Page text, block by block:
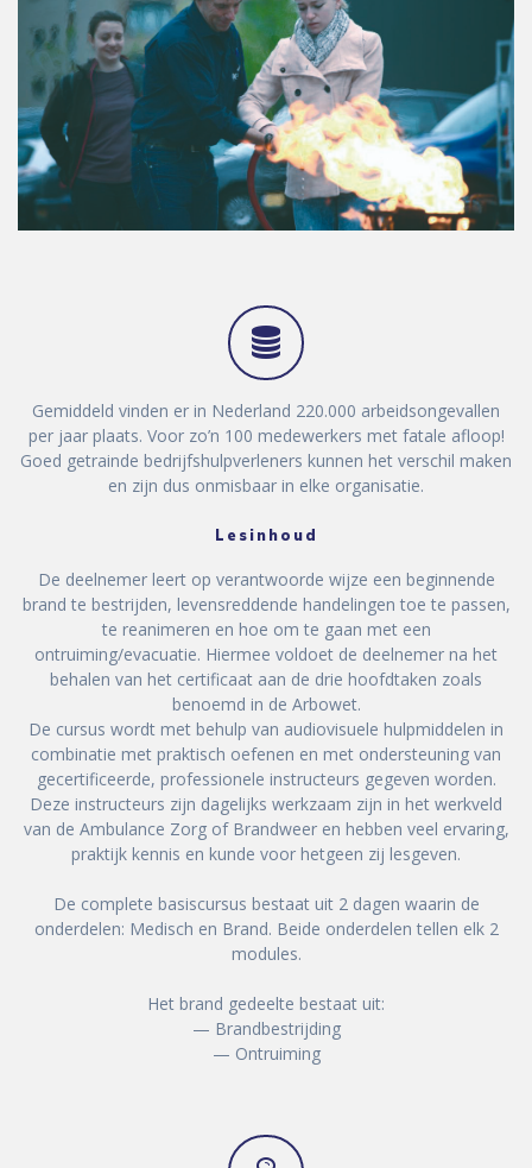
Gemiddeld vinden er in Nederland 220.000 arbeidsongevallen
per jaar plaats. Voor zo’n 100 medewerkers met fatale afloop!
Goed getrainde bedrijfshulpverleners kunnen het verschil maken
en zijn dus onmisbaar in elke organisatie.
Lesinhoud
De deelnemer leert op verantwoorde wijze een beginnende
brand te bestrijden, levensreddende handelingen toe te passen,
te reanimeren en hoe om te gaan met een
ontruiming/evacuatie. Hiermee voldoet de deelnemer na het
behalen van het certificaat aan de drie hoofdtaken zoals
benoemd in de Arbowet.
De cursus wordt met behulp van audiovisuele hulpmiddelen in
combinatie met praktisch oefenen en met ondersteuning van
gecertificeerde, professionele instructeurs gegeven worden.
Deze instructeurs zijn dagelijks werkzaam zijn in het werkveld
van de Ambulance Zorg of Brandweer en hebben veel ervaring,
praktijk kennis en kunde voor hetgeen zij lesgeven.
De complete basiscursus bestaat uit 2 dagen waarin de
onderdelen: Medisch en Brand. Beide onderdelen tellen elk 2
modules.
Het brand gedeelte bestaat uit:
— Brandbestrijding
— Ontruiming